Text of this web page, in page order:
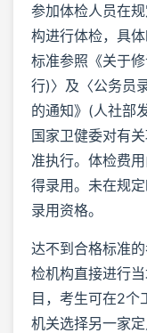
参加体检人员在
构进行体检，具
标准参照《关于
行)〉及〈公务员
的通知》(人社部
国家卫健委对有
准执行。体检费
得录用。未在规
录用资格。
达不到合格标准
检机构直接进行
目，考生可在2个
机关选择另一家